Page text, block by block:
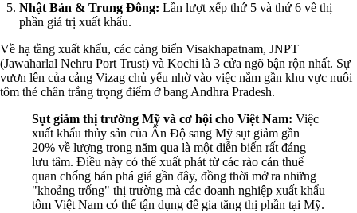
Nhật Bản & Trung Đông: Lần lượt xếp thứ 5 và thứ 6 về thị
phần giá trị xuất khẩu.
Về hạ tầng xuất khẩu, các cảng biển Visakhapatnam, JNPT
(Jawaharlal Nehru Port Trust) và Kochi là 3 cửa ngõ bận rộn nhất. Sự
vươn lên của cảng Vizag chủ yếu nhờ vào việc nằm gần khu vực nuôi
tôm thẻ chân trắng trọng điểm ở bang Andhra Pradesh.
Sụt giảm thị trường Mỹ và cơ hội cho Việt Nam: Việc
xuất khẩu thủy sản của Ấn Độ sang Mỹ sụt giảm gần
20% về lượng trong năm qua là một diễn biến rất đáng
lưu tâm. Điều này có thể xuất phát từ các rào cản thuế
quan chống bán phá giá gần đây, đồng thời mở ra những
"khoảng trống" thị trường mà các doanh nghiệp xuất khẩu
tôm Việt Nam có thể tận dụng để gia tăng thị phần tại Mỹ.